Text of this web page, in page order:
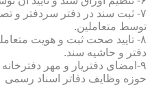
۷- ثبت سند در دفتر سردفتر و
توسط متعاملین.
۸- تایید صحت ثبت و هویت
دفتر و حاشیه سند.
۹-امضای دفتریار و مهر دفترخانه ذیل ثبت دفتر و در حاشیه سند.
حوزه وظایف دفاتر اسناد رسمی